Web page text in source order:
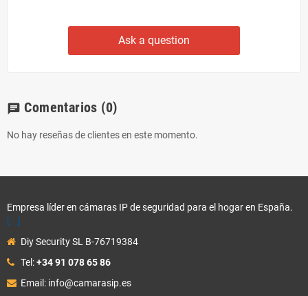
Ask a question
chat Comentarios (0)
No hay reseñas de clientes en este momento.
Empresa líder en cámaras IP de seguridad para el hogar en España.
[...]
Diy Security SL B-76719384
Tel:+34 91 078 65 86
Email: info@camarasip.es